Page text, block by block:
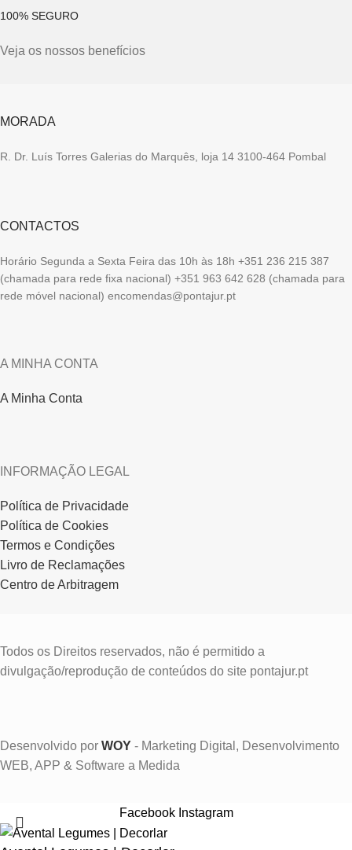
100% SEGURO
Veja os nossos benefícios
MORADA
R. Dr. Luís Torres Galerias do Marquês, loja 14 3100-464 Pombal
CONTACTOS
Horário Segunda a Sexta Feira das 10h às 18h +351 236 215 387
(chamada para rede fixa nacional) +351 963 642 628 (chamada para
rede móvel nacional) encomendas@pontajur.pt
A MINHA CONTA
A Minha Conta
INFORMAÇÃO LEGAL
Política de Privacidade
Política de Cookies
Termos e Condições
Livro de Reclamações
Centro de Arbitragem
Todos os Direitos reservados, não é permitido a
divulgação/reprodução de conteúdos do site pontajur.pt
Desenvolvido por WOY - Marketing Digital, Desenvolvimento
WEB, APP & Software a Medida
Facebook Instagram